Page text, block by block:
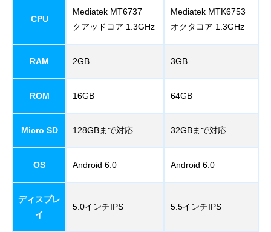
CPU
Mediatek MT6737
クアッドコア 1.3GHz
Mediatek MTK6753
オクタコア 1.3GHz
RAM 2GB 3GB
ROM 16GB 64GB
Micro SD 128GBまで対応 32GBまで対応
OS Android 6.0 Android 6.0
ディスプレ
イ
5.0インチIPS 5.5インチIPS